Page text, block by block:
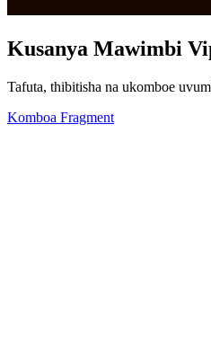
Kusanya Mawimbi
Tafuta, thibitisha na ukomboe
Komboa Fragment